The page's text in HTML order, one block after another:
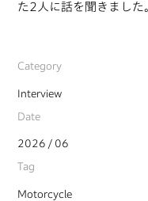
Category
Interview
Date
2026 / 06
Tag
Motorcycle
た2人に話を聞きました